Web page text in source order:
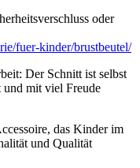
oder
fuer-kinder/brustbeutel/
Der Schnitt ist selbst
mit viel Freude
das Kinder im
und Qualität